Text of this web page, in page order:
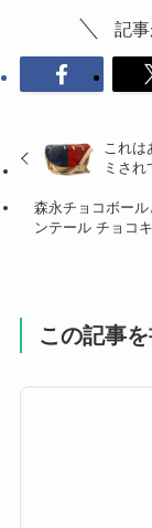
記
これ
ミされ
森永チョコボー
ンテール チョコ
この記事